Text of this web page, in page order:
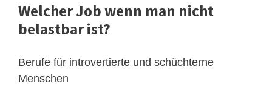
Welcher Job wenn man nicht
belastbar ist?
Berufe für introvertierte und schüchterne
Menschen